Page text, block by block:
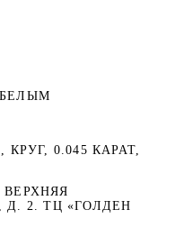
0.045 КАРАТ,
2. ТЦ «ГОЛДЕН